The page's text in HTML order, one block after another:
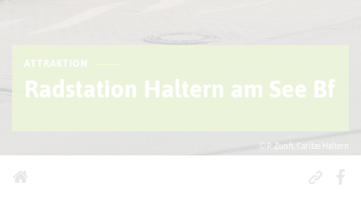
© P. Zunft, Caritas Haltern
ATTRAKTION
Radstation Haltern am See Bf